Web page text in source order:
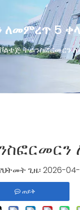
ለመምረጥ 5
ትራንስፎርመርን
ጊዜ፡ 2026-
ጠይቅ